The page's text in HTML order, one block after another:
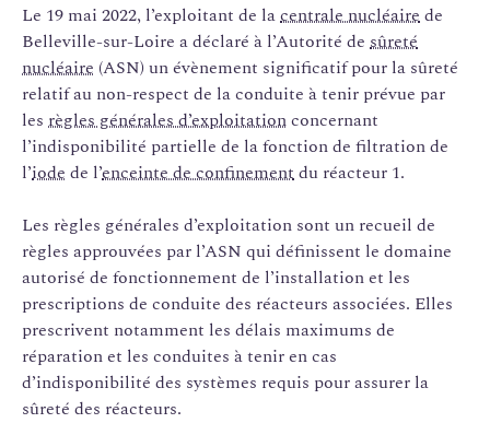
Le 19 mai 2022, l’exploitant de lacentrale nucléairede
Belleville-sur-Loire a déclaré à l’Autorité de sûreté
nucléaire (ASN) un évènement significatif pour la sûreté
relatif au non-respect de la conduite à tenir prévue par
les règles générales d’exploitationconcernant
l’indisponibilité partielle de la fonction de filtration de
l’iode de l’enceinte de confinementdu réacteur 1.
Les règles générales d’exploitation sont un recueil de
règles approuvées par l’ASN qui définissent le domaine
autorisé de fonctionnement de l’installation et les
prescriptions de conduite des réacteurs associées. Elles
prescrivent notamment les délais maximums de
réparation et les conduites à tenir en cas
d’indisponibilité des systèmes requis pour assurer la
sûreté des réacteurs.